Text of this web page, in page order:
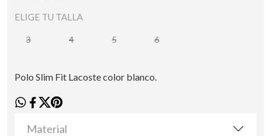
ELIGE TU TALLA
3 4 5 6
Polo Slim Fit Lacoste color blanco.
Material